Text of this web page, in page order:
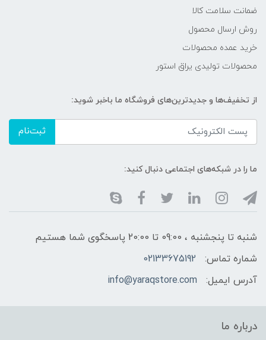
ضمانت سلامت کالا
روش ارسال محصول
خرید عمده محصولات
محصولات تولیدی یراق استور
از تخفیف‌ها و جدیدترین‌های فروشگاه ما باخبر شوید:
ثبت‌نام
ما را در شبکه‌های اجتماعی دنبال کنید:
شنبه تا پنجشنبه ، 09:00 تا 20:00 پاسخگوی شما هستیم
شماره تماس:
02133675192
آدرس ایمیل:
info@yaraqstore.com
درباره ما